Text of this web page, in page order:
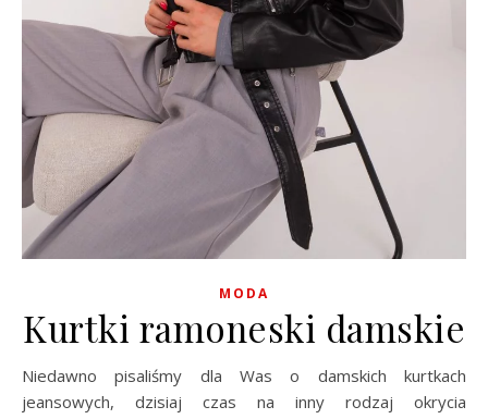
MODA
Kurtki ramoneski damskie
Niedawno pisaliśmy dla Was o damskich kurtkach
jeansowych, dzisiaj czas na inny rodzaj okrycia